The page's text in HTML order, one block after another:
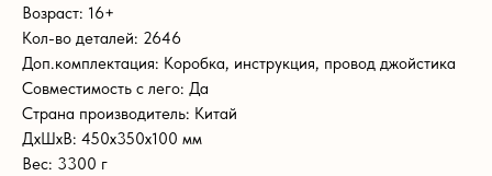
Возраст: 16+
Кол-во деталей: 2646
Доп.комплектация: Коробка, инструкция, провод джойстика
Совместимость с лего: Да
Страна производитель: Китай
ДxШxВ: 450x350x100 мм
Вес: 3300 г